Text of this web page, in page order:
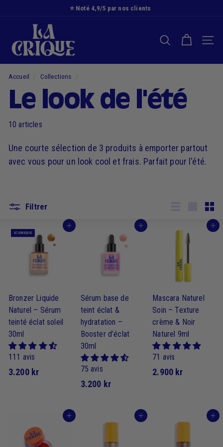
⭐️ Noté 4,9/5 par nos clients
a
C
r
i
q
e
RECHERCHER
Accueil Collections
Le look de l'été
10 articles
Une courte sélection de 3 produits à emporter partout
avec vous pour un look cool et frais. Parfait pour l'été.
Filtrer
J'achète
ICONIQUE
Bronzer Liquide
Naturel – Sérum
teinté éclat soleil
30ml
111 avis
3.200 kr3
0
k
J'achète
Sérum base de
teint éclat &
hydratation –
Booster d’éclat
30ml
75 avis
3.200 kr3
0
J'achète
Mascara Naturel
Soin – Texture
crème & Noir
Naturel 9ml
71 avis
2.900 kr2
0
J'achète J'achète J'achète